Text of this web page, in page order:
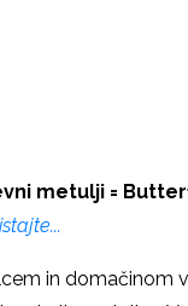
metulji =
in domačinom